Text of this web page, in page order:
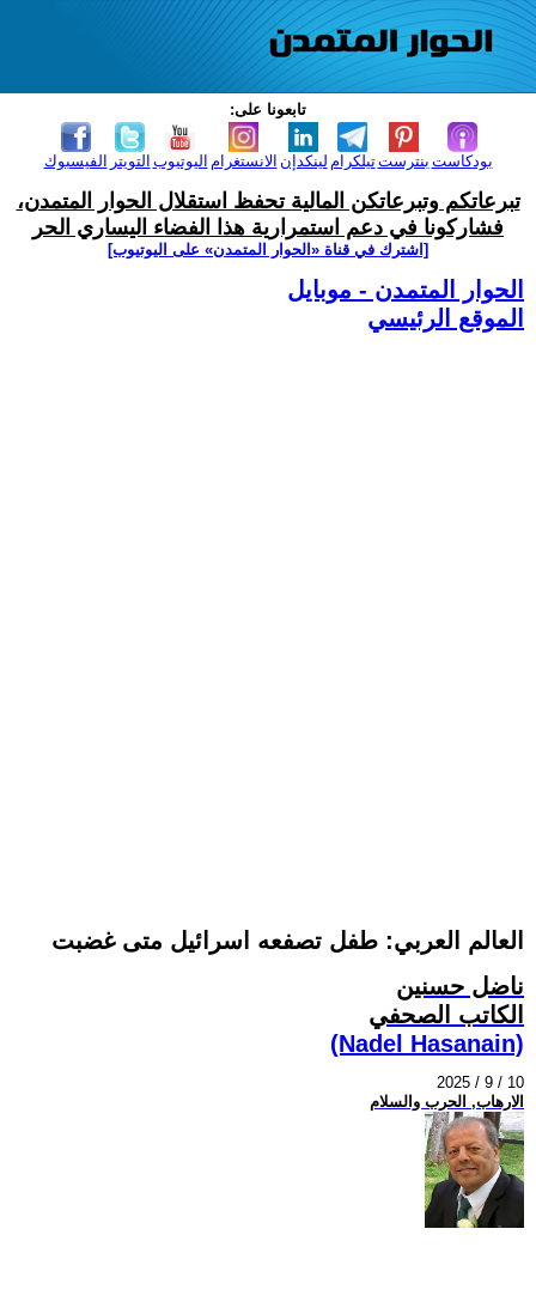
تابعونا على:
الفيسبوك التويتر اليوتيوب الانستغرام لينكدإن تيلكرامبنترست بودكاست
تبرعاتكم وتبرعاتكن المالية تحفظ استقلال الحوار المتمدن،
فشاركونا في دعم استمرارية هذا الفضاء اليساري الحر
[اشترك في قناة ‫«الحوار المتمدن» على اليوتيوب]
الحوار المتمدن - موبايل
الموقع الرئيسي
العالم العربي: طفل تصفعه اسرائيل متى غضبت
ناضل حسنين
الكاتب الصحفي
(Nadel Hasanain)
2025 / 9 / 10
الارهاب, الحرب والسلام